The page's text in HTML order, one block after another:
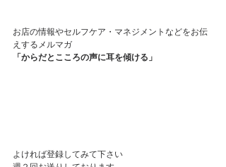
お店の情報やセルフケア・マネジメントなどをお伝
えするメルマガ
「からだとこころの声に耳を傾ける」
よければ登録してみて下さい